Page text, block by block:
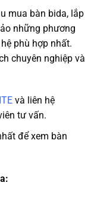
mua bàn bida, lắp
những phương
phù hợp nhất.
chuyên nghiệp và
và liên hệ
tư vấn.
để xem bàn